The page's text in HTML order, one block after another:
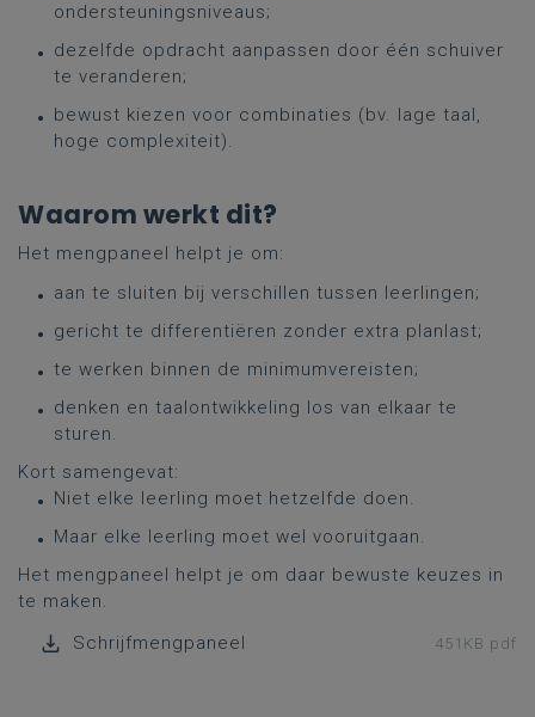
ondersteuningsniveaus;
dezelfde opdracht aanpassen door één schuiver
te veranderen;
bewust kiezen voor combinaties (bv. lage taal,
hoge complexiteit).
Waarom werkt dit?
Het mengpaneel helpt je om:
aan te sluiten bij verschillen tussen leerlingen;
gericht te differentiëren zonder extra planlast;
te werken binnen de minimumvereisten;
denken en taalontwikkeling los van elkaar te
sturen.
Kort samengevat:
Niet elke leerling moet hetzelfde doen.
Maar elke leerling moet wel vooruitgaan.
Het mengpaneel helpt je om daar bewuste keuzes in
te maken.
Schrijfmengpaneel
451KB pdf